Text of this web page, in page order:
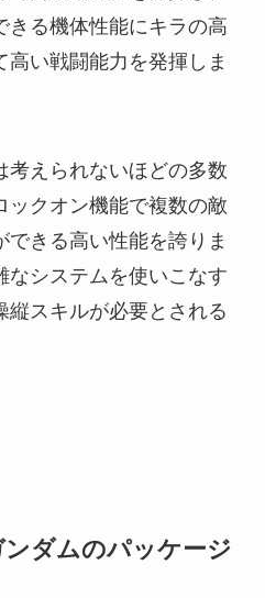
きる機体性能にキラの高
い戦闘能力を発揮しま
考えられないほどの多数
ックオン機能で複数の敵
きる高い性能を誇りま
なシステムを使いこなす
縦スキルが必要とされる
ダムのパッケージ